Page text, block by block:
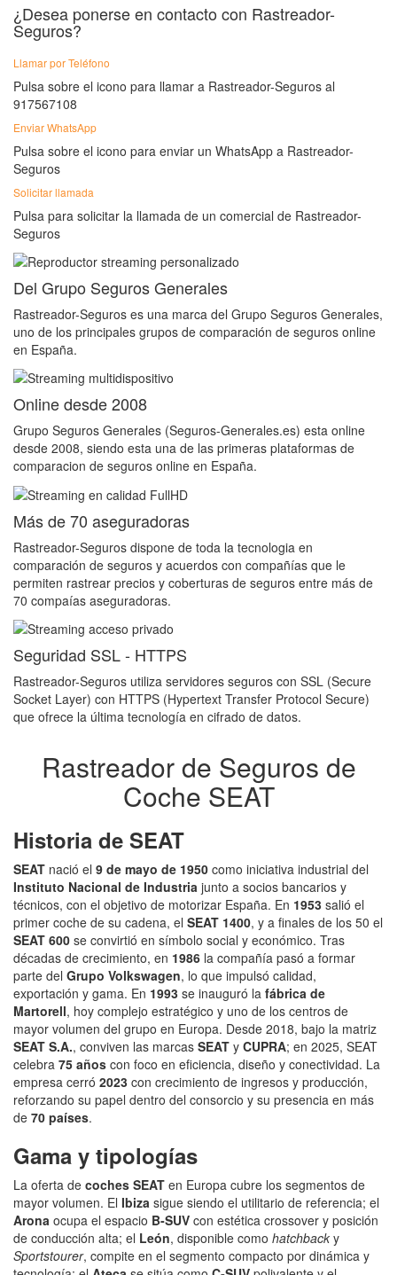
¿Desea ponerse en contacto con Rastreador-
Seguros?
Llamar por Teléfono
Pulsa sobre el icono para llamar a Rastreador-Seguros al
917567108
Enviar WhatsApp
Pulsa sobre el icono para enviar un WhatsApp a Rastreador-
Seguros
Solicitar llamada
Pulsa para solicitar la llamada de un comercial de Rastreador-
Seguros
Del Grupo Seguros Generales
Rastreador-Seguros es una marca del Grupo Seguros Generales,
uno de los principales grupos de comparación de seguros online
en España.
Online desde 2008
Grupo Seguros Generales (Seguros-Generales.es) esta online
desde 2008, siendo esta una de las primeras plataformas de
comparacion de seguros online en España.
Más de 70 aseguradoras
Rastreador-Seguros dispone de toda la tecnologia en
comparación de seguros y acuerdos con compañías que le
permiten rastrear precios y coberturas de seguros entre más de
70 compaías aseguradoras.
Seguridad SSL - HTTPS
Rastreador-Seguros utiliza servidores seguros con SSL (Secure
Socket Layer) con HTTPS (Hypertext Transfer Protocol Secure)
que ofrece la última tecnología en cifrado de datos.
Rastreador de Seguros de
Coche SEAT
Historia de SEAT
SEAT nació el 9 de mayo de 1950 como iniciativa industrial del
Instituto Nacional de Industria junto a socios bancarios y
técnicos, con el objetivo de motorizar España. En 1953 salió el
primer coche de su cadena, el SEAT 1400, y a finales de los 50 el
SEAT 600 se convirtió en símbolo social y económico. Tras
décadas de crecimiento, en 1986 la compañía pasó a formar
parte del Grupo Volkswagen, lo que impulsó calidad,
exportación y gama. En 1993 se inauguró la fábrica de
Martorell, hoy complejo estratégico y uno de los centros de
mayor volumen del grupo en Europa. Desde 2018, bajo la matriz
SEAT S.A., conviven las marcas SEAT y CUPRA; en 2025, SEAT
celebra 75 años con foco en eficiencia, diseño y conectividad. La
empresa cerró 2023 con crecimiento de ingresos y producción,
reforzando su papel dentro del consorcio y su presencia en más
de 70 países.
Gama y tipologías
La oferta de coches SEAT en Europa cubre los segmentos de
mayor volumen. El Ibiza sigue siendo el utilitario de referencia; el
Arona ocupa el espacio B‑SUV con estética crossover y posición
de conducción alta; el León, disponible como hatchback y
Sportstourer, compite en el segmento compacto por dinámica y